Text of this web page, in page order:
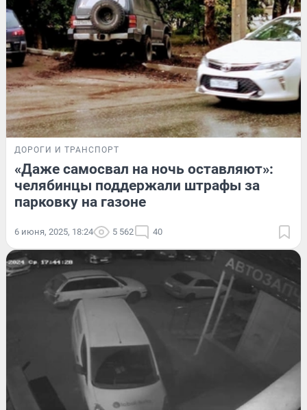
ДОРОГИ И ТРАНСПОРТ
«Даже самосвал на ночь оставляют»:
челябинцы поддержали штрафы за
парковку на газоне
6 июня, 2025, 18:24 5 562 40